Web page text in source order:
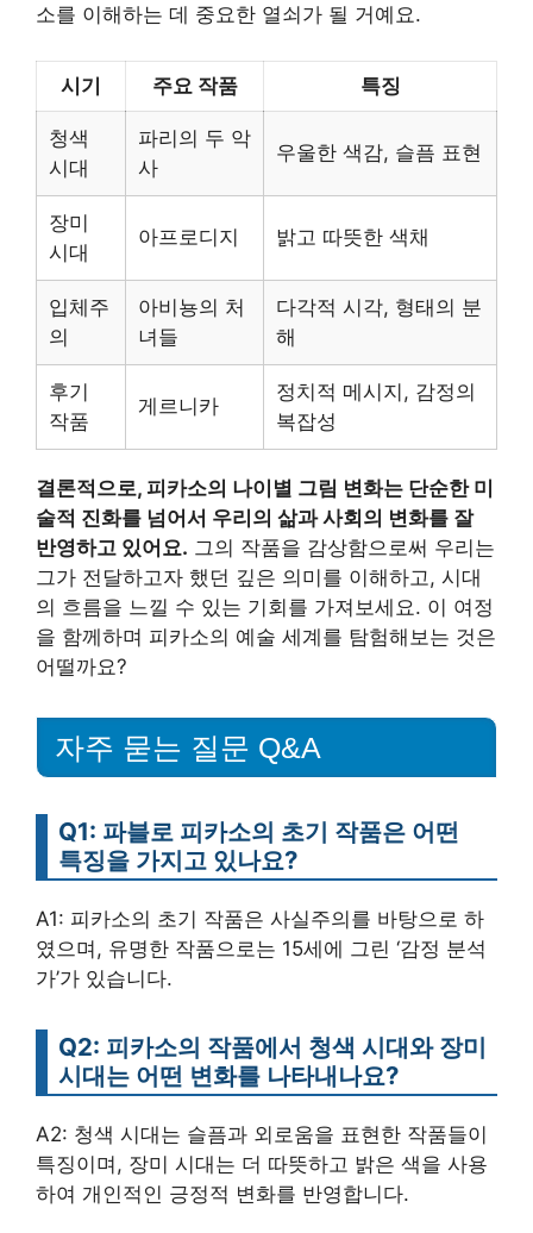
소를 이해하는 데 중요한 열쇠가 될 거예요.
시기 주요 작품 특징
청색
시대
파리의 두 악
사
우울한 색감, 슬픔 표현
장미
시대
아프로디지 밝고 따뜻한 색채
입체주
의
아비뇽의 처
녀들
다각적 시각, 형태의 분
해
후기
작품
게르니카
정치적 메시지, 감정의
복잡성
결론적으로, 피카소의 나이별 그림 변화는 단순한 미
술적 진화를 넘어서 우리의 삶과 사회의 변화를 잘
반영하고 있어요. 그의 작품을 감상함으로써 우리는
그가 전달하고자 했던 깊은 의미를 이해하고, 시대
의 흐름을 느낄 수 있는 기회를 가져보세요. 이 여정
을 함께하며 피카소의 예술 세계를 탐험해보는 것은
어떨까요?
자주 묻는 질문 Q&A
Q1: 파블로 피카소의 초기 작품은 어떤
특징을 가지고 있나요?
A1: 피카소의 초기 작품은 사실주의를 바탕으로 하
였으며, 유명한 작품으로는 15세에 그린 ‘감정 분석
가’가 있습니다.
Q2: 피카소의 작품에서 청색 시대와 장미
시대는 어떤 변화를 나타내나요?
A2: 청색 시대는 슬픔과 외로움을 표현한 작품들이
특징이며, 장미 시대는 더 따뜻하고 밝은 색을 사용
하여 개인적인 긍정적 변화를 반영합니다.